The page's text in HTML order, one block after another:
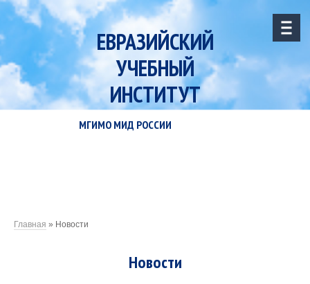
ЕВРАЗИЙСКИЙ
УЧЕБНЫЙ
ИНСТИТУТ
МГИМО МИД РОССИИ
Главная » Новости
Новости